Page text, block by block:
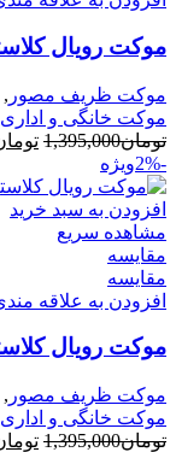
موکت رویال کلاستیک
موکت ظریف مصور ,
موکت خانگی و اداری
تومان1,395,000
بود.
-2% ویژه
افزودن به سبد خرید
مشاهده سریع
مقایسه
مقایسه
افزودن به علاقه
موکت رویال کلاستیک 5109
موکت ظریف مصور ,
موکت خانگی و اداری
تومان1,395,000